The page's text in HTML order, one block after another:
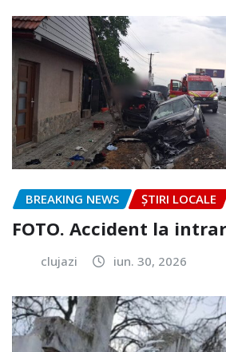
BREAKING NEWS ȘTIRI LOCALE
FOTO. Accident la
clujazi iun. 30, 2026